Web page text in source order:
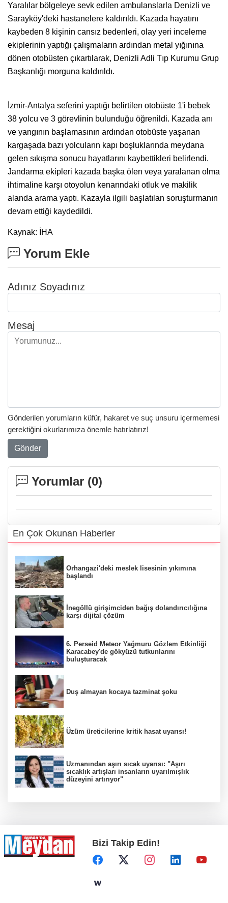
Yaralılar bölgeleye sevk edilen ambulanslarla Denizli ve
Sarayköy'deki hastanelere kaldırıldı. Kazada hayatını
kaybeden 8 kişinin cansız bedenleri, olay yeri inceleme
ekiplerinin yaptığı çalışmaların ardından metal yığınına
dönen otobüsten çıkartılarak, Denizli Adli Tıp Kurumu Grup
Başkanlığı morguna kaldırıldı.
İzmir-Antalya seferini yaptığı belirtilen otobüste 1'i bebek
38 yolcu ve 3 görevlinin bulunduğu öğrenildi. Kazada anı
ve yangının başlamasının ardından otobüste yaşanan
kargaşada bazı yolcuların kapı boşluklarında meydana
gelen sıkışma sonucu hayatlarını kaybettikleri belirlendi.
Jandarma ekipleri kazada başka ölen veya yaralanan olma
ihtimaline karşı otoyolun kenarındaki otluk ve makilik
alanda arama yaptı. Kazayla ilgili başlatılan soruşturmanın
devam ettiği kaydedildi.
Kaynak: İHA
Yorum Ekle
Adınız Soyadınız
Mesaj
Gönderilen yorumların küfür, hakaret ve suç unsuru içermemesi
gerektiğini okurlarımıza önemle hatırlatırız!
Gönder
Yorumlar (0)
En Çok Okunan Haberler
Orhangazi'deki meslek lisesinin yıkımına
başlandı
İnegöllü girişimciden bağış dolandırıcılığına
karşı dijital çözüm
6. Perseid Meteor Yağmuru Gözlem Etkinliği
Karacabey'de gökyüzü tutkunlarını
buluşturacak
Duş almayan kocaya tazminat şoku
Üzüm üreticilerine kritik hasat uyarısı!
Uzmanından aşırı sıcak uyarısı: "Aşırı
sıcaklık artışları insanların uyarılmışlık
düzeyini artırıyor"
Bizi Takip Edin!